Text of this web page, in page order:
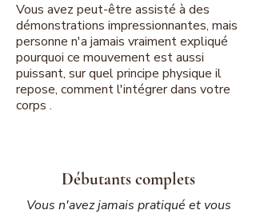
Vous avez peut-être assisté à des
démonstrations impressionnantes, mais
personne n'a jamais vraiment expliqué
pourquoi ce mouvement est aussi
puissant, sur quel principe physique il
repose, comment l'intégrer dans votre
corps .
Débutants complets
Vous n'avez jamais pratiqué et vous